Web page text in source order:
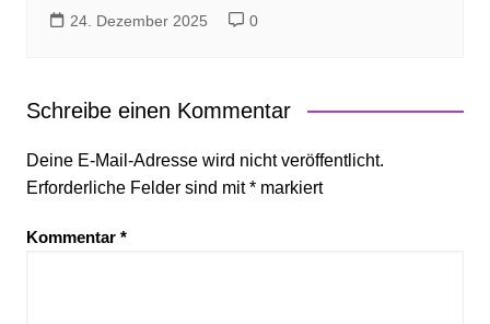
24. Dezember 2025 0
Schreibe einen Kommentar
Deine E-Mail-Adresse wird nicht veröffentlicht.
Erforderliche Felder sind mit*markiert
Kommentar *